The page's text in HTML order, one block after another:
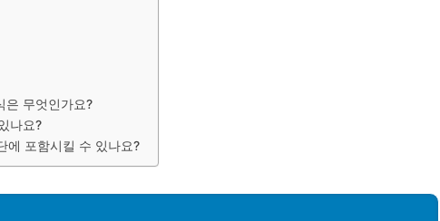
은 무엇인가요?
나요?
에 포함시킬 수 있나요?